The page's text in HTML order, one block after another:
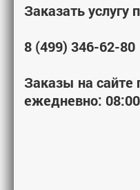
Заказать услугу
8 (499) 346-62-80
Заказы на сайте
ежедневно: